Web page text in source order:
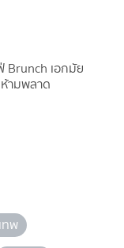
Brunch เอกมัย
ามพลาด
ทพ